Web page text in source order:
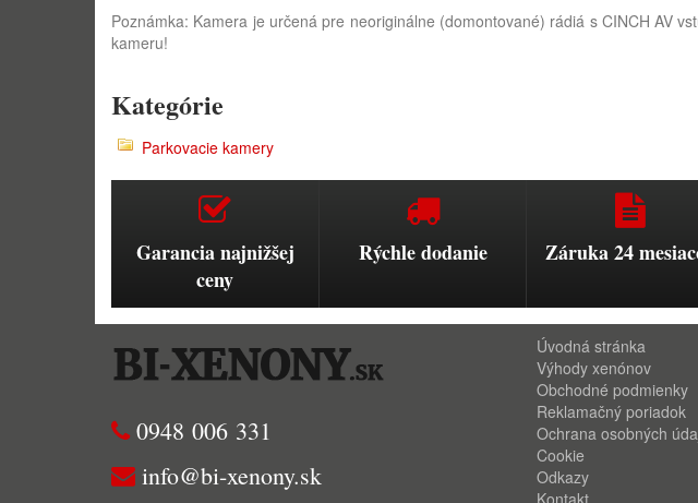
Poznámka: Kamera je určená pre neoriginálne (domontované) rádiá s CINCH AV
kameru!
Kategórie
Parkovacie kamery
Garancia najnižšej
ceny
Rýchle dodanie Záruka 24
0948 006 331
info@bi-xenony.sk
Úvodná stránka
Výhody xenónov
Obchodné podmienky
Reklamačný poriadok
Ochrana osobných
Cookie
Odkazy
Kontakt